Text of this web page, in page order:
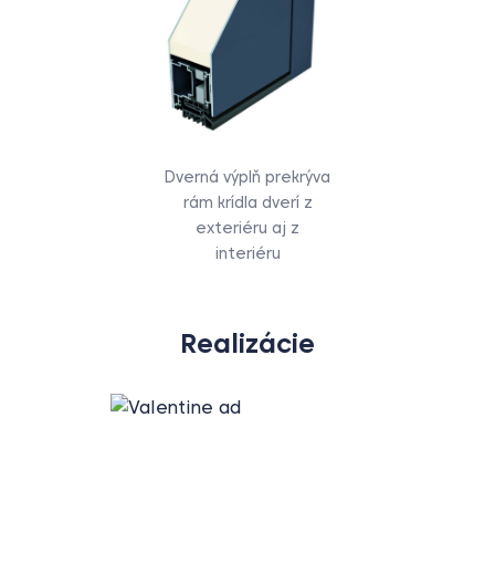
Dverná výplň prekrýva
rám krídla dverí z
exteriéru aj z
interiéru
Realizácie